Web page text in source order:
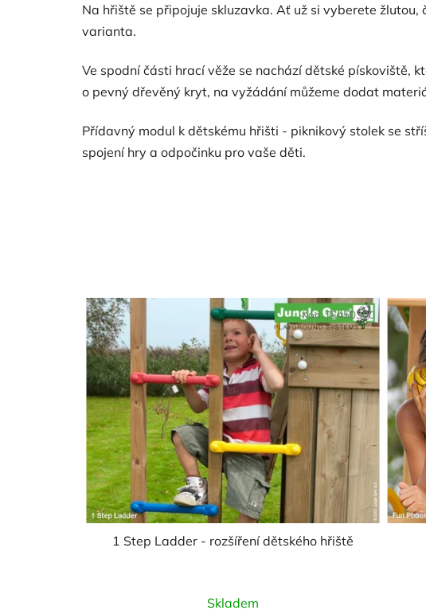
Na hřiště se připojuje skluzavka. Ať už si vyberete
varianta.
Ve spodní části hrací věže se nachází dětské pískoviště,
o pevný dřevěný kryt, na vyžádání můžeme dodat
Přídavný modul k dětskému hřišti - piknikový stolek se
spojení hry a odpočinku pro vaše děti.
1 Step Ladder - rozšíření dětského hřiště
Skladem
Kód:JG450300